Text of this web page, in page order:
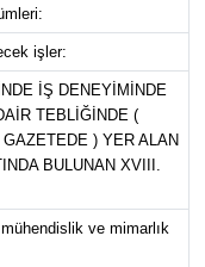
işler:
İŞ DENEYİMİNDE
TEBLİĞİNDE (
) YER ALAN
BULUNAN XVIII.
ve mimarlık